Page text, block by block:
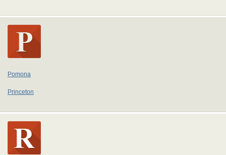
Pomona
Princeton